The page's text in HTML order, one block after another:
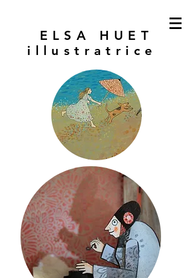
ELSA HUET
illustratrice